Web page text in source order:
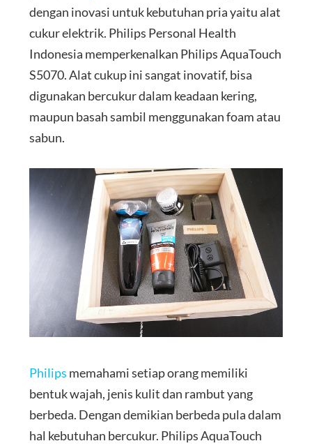
dengan inovasi untuk kebutuhan pria yaitu alat
cukur elektrik. Philips Personal Health
Indonesia memperkenalkan Philips AquaTouch
S5070. Alat cukup ini sangat inovatif, bisa
digunakan bercukur dalam keadaan kering,
maupun basah sambil menggunakan foam atau
sabun.
Philips memahami setiap orang memiliki
bentuk wajah, jenis kulit dan rambut yang
berbeda. Dengan demikian berbeda pula dalam
hal kebutuhan bercukur. Philips AquaTouch